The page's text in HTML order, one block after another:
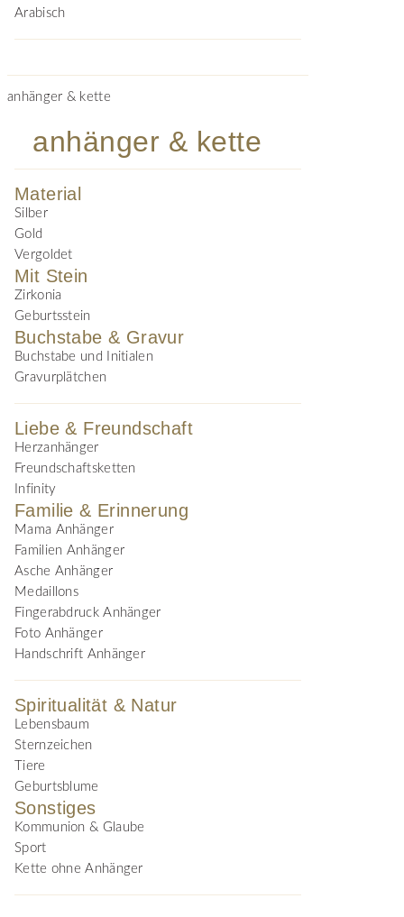
Arabisch
anhänger & kette
anhänger & kette
Material
Silber
Gold
Vergoldet
Mit Stein
Zirkonia
Geburtsstein
Buchstabe & Gravur
Buchstabe und Initialen
Gravurplätchen
Liebe & Freundschaft
Herzanhänger
Freundschaftsketten
Infinity
Familie & Erinnerung
Mama Anhänger
Familien Anhänger
Asche Anhänger
Medaillons
Fingerabdruck Anhänger
Foto Anhänger
Handschrift Anhänger
Spiritualität & Natur
Lebensbaum
Sternzeichen
Tiere
Geburtsblume
Sonstiges
Kommunion & Glaube
Sport
Kette ohne Anhänger